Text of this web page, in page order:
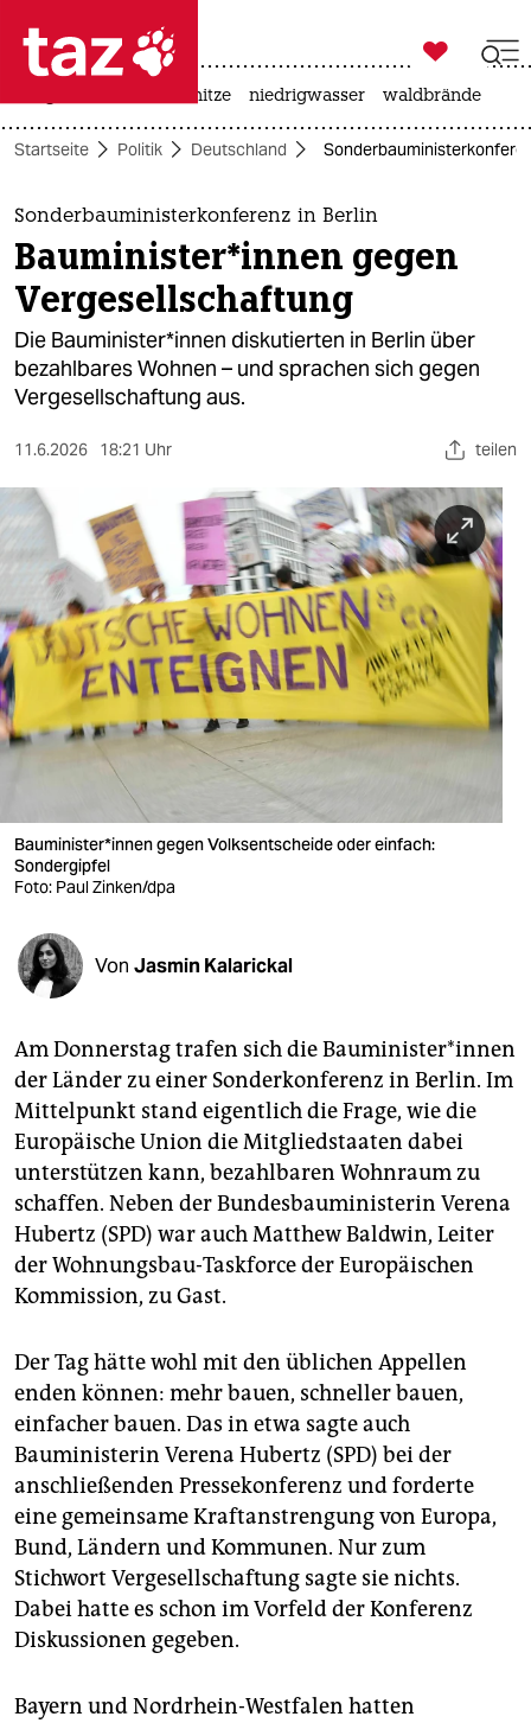
 taz zahl ich
taz zahl ich
themen
politik
öko
gesellschaft
sport
berlin
nord
wahrheit
verlag
verlag
veranstaltungen
shop
fragen & hilfe
unterstützen
abo
epaper login

taz zahl ich
hitze niedrigwasser waldbrände
Startseite Politik Deutschland
Sonderbauministerkonferenz in Berlin
Bau­mi­nis­te­r*in­nen gegen
Vergesellschaftung
Die Bau­mi­nis­te­r*in­nen diskutierten in Berlin über
bezahlbares Wohnen – und sprachen sich gegen
Vergesellschaftung aus.
11.6.2026 18:21 Uhr teilen
Bau­mi­nis­te­r*in­nen gegen Volksentscheide oder einfach:
Sondergipfel
Foto: Paul Zinken/dpa
Von Jasmin Kalarickal
Am Donnerstag trafen sich die Bau­mi­nis­te­r*in­nen
der Länder zu einer Sonderkonferenz in Berlin. Im
Mittelpunkt stand eigentlich die Frage, wie die
Europäische Union die Mitgliedstaaten dabei
unterstützen kann, bezahlbaren Wohnraum zu
schaffen. Neben der Bundesbauministerin Verena
Hubertz (SPD) war auch Matthew Baldwin, Leiter
der Wohnungsbau-Taskforce der Europäischen
Kommission, zu Gast.
Der Tag hätte wohl mit den üblichen Appellen
enden können: mehr bauen, schneller bauen,
einfacher bauen. Das in etwa sagte auch
Bauministerin Verena Hubertz (SPD) bei der
anschließenden Pressekonferenz und forderte
eine gemeinsame Kraftanstrengung von Europa,
Bund, Ländern und Kommunen. Nur zum
Stichwort Vergesellschaftung sagte sie nichts.
Dabei hatte es schon im Vorfeld der Konferenz
Diskussionen gegeben.
Bayern und Nordrhein-Westfalen hatten